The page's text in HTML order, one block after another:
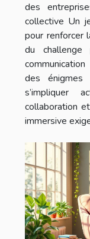
des
collective Un
pour renforcer
du
des énigmes
s’impliquer
collaboration
immersive